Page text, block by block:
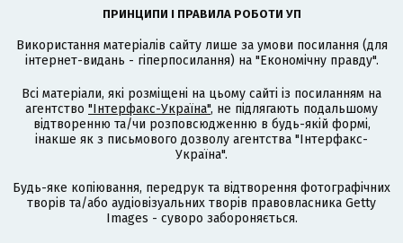
ПРИНЦИПИ І ПРАВИЛА РОБОТИ УП
Використання матеріалів сайту лише за умови посилання (для
інтернет-видань - гіперпосилання) на "Економічну правду".
Всі матеріали, які розміщені на цьому сайті із посиланням на
агентство "Інтерфакс-Україна", не підлягають подальшому
відтворенню та/чи розповсюдженню в будь-якій формі,
інакше як з письмового дозволу агентства "Інтерфакс-
Україна".
Будь-яке копіювання, передрук та відтворення фотографічних
творів та/або аудіовізуальних творів правовласника Getty
Images - суворо забороняється.